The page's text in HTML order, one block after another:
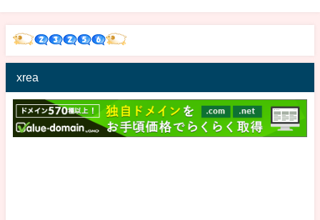
xrea